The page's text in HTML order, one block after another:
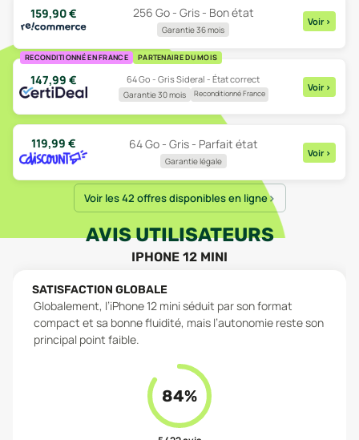
159,90€ 256 Go - Gris - Bon état
Garantie 36 mois
Voir >
RECONDITIONNÉ EN FRANCE PARTENAIRE DU MOIS
147,99 € 64 Go - Gris Sideral - État correct
Garantie 30 mois Reconditionné France
Voir >
119,99 € 64 Go - Gris - Parfait état
Garantie légale
Voir >
Voir les 42 offres disponibles en ligne
AVIS UTILISATEURS
IPHONE 12 MINI
SATISFACTION GLOBALE
Globalement, l’iPhone 12 mini séduit par son format
compact et sa bonne fluidité, mais l’autonomie reste son
principal point faible.
84%